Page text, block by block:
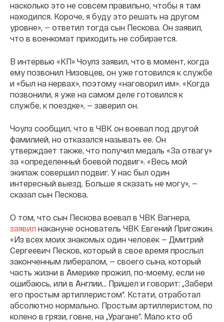
насколько это не совсем правильно, чтобы я там
находился. Короче, я буду это решать на другом
уровне», — ответил тогда сын Пескова. Он заявил,
что в военкомат приходить не собирается.
В интервью «КП» Чоулз заявил, что в момент, когда
ему позвонил Низовцев, он уже готовился к службе
и «был на нервах», поэтому «наговорил им». «Когда
позвонили, я уже на самом деле готовился к
службе, к поездке», — заверил он.
Чоулз сообщил, что в ЧВК он воевал под другой
фамилией, но отказался называть ее. Он
утверждает также, что получил медаль «За отвагу»
за «определенный боевой подвиг». «Весь мой
экипаж совершил подвиг. У нас был один
интересный выезд. Больше я сказать не могу», —
сказал сын Пескова.
О том, что сын Пескова воевал в ЧВК Вагнера,
заявил накануне основатель ЧВК Евгений Пригожин.
«Из всех моих знакомых один человек — Дмитрий
Сергеевич Песков, который в свое время прослыл
законченным либералом, — своего сына, который
часть жизни в Америке прожил, по-моему, если не
ошибаюсь, или в Англии… Пришел и говорит: „Забери
его простым артиллеристом“. Кстати, отработал
абсолютно нормально. Простым артиллеристом, по
колено в грязи, говне, на „Урагане“. Мало кто об